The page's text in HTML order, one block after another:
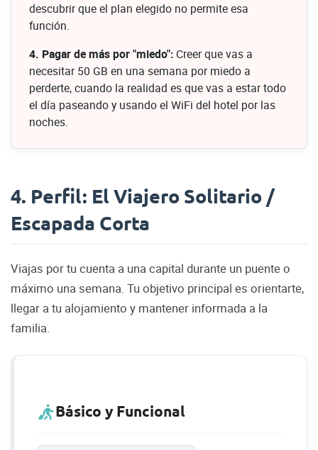
descubrir que el plan elegido no permite esa
función.
4. Pagar de más por "miedo": Creer que vas a
necesitar 50 GB en una semana por miedo a
perderte, cuando la realidad es que vas a estar todo
el día paseando y usando el WiFi del hotel por las
noches.
4. Perfil: El Viajero Solitario /
Escapada Corta
Viajas por tu cuenta a una capital durante un puente o
máximo una semana. Tu objetivo principal es orientarte,
llegar a tu alojamiento y mantener informada a la
familia.
Básico y Funcional